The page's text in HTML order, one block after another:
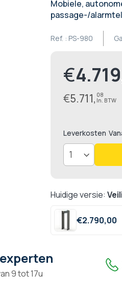
Mobiele,
passage-/
Ref. : PS-980
Prijs
€
€5.711, 08
Leverkosten
Huidige versie:
€2.790,00
9 tot 17u